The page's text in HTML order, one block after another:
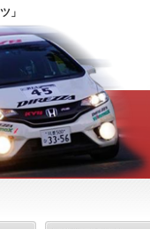
」